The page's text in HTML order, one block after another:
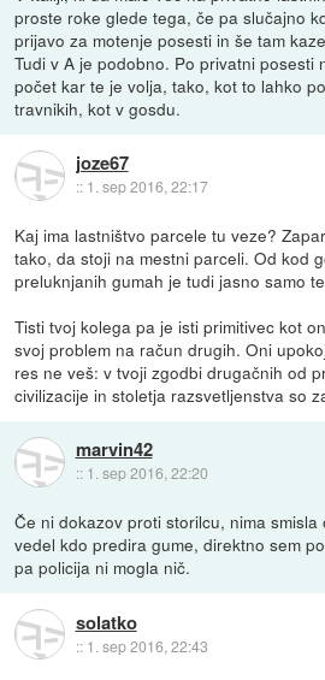
proste roke glede tega, če pa slučajno
prijavo za motenje posesti in še tam
Tudi v A je podobno. Po privatni posesti
počet kar te je volja, tako, kot to lahko
travnikih, kot v gosdu.
joze67
:: 1. sep 2016, 22:17
Kaj ima lastništvo parcele tu veze?
tako, da stoji na mestni parceli. Od kod
preluknjanih gumah je tudi jasno samo
Tisti tvoj kolega pa je isti primitivec kot
svoj problem na račun drugih. Oni
res ne veš: v tvoji zgodbi drugačnih od
civilizacije in stoletja razsvetljenstva so
marvin42
:: 1. sep 2016, 22:20
Če ni dokazov proti storilcu, nima
vedel kdo predira gume, direktno sem
pa policija ni mogla nič.
solatko
:: 1. sep 2016, 22:43